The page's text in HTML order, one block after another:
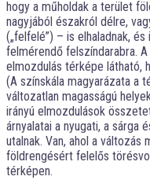
hogy a műholdak a terület
nagyjából északról délre,
(„felfelé”) – is elhaladnak,
felmérendő felszíndarabra.
elmozdulás térképe látható,
(A színskála magyarázata a
változatlan magasságú
irányú elmozdulások
árnyalatai a nyugati, a sárga
utalnak. Van, ahol a
földrengésért felelős
térképen.